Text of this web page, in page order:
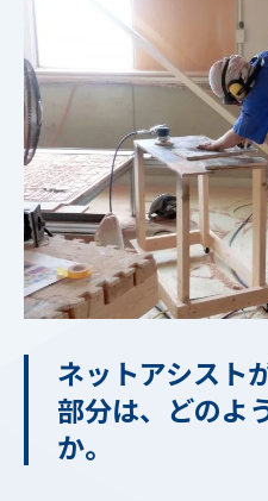
ネットアシスト
部分は、どのよ
か。